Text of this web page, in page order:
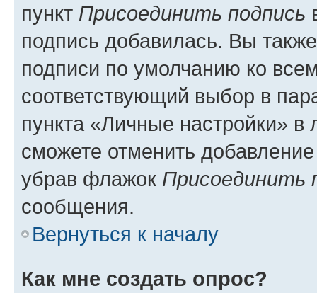
пункт Присоединить подпись
подпись добавилась. Вы
подписи по умолчанию ко
соответствующий выбор в
пункта «Личные настройки»
сможете отменить
убрав флажок Присоединить
сообщения.
Вернуться к началу
Как мне создать опрос?